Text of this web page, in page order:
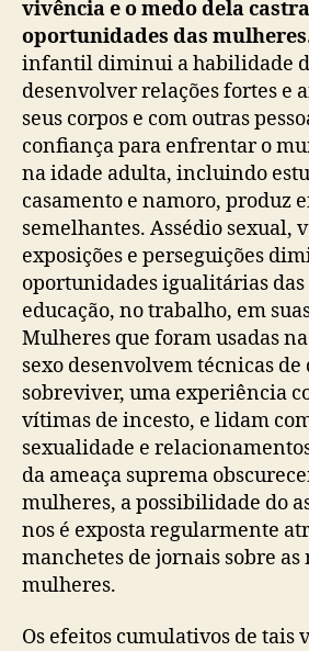
vivência e o medo dela
oportunidades das
infantil diminui a habilidade
desenvolver relações fortes e
seus corpos e com outras
confiança para enfrentar o
na idade adulta, incluindo
casamento e namoro, produz
semelhantes. Assédio sexual,
exposições e perseguições
oportunidades igualitárias
educação, no trabalho, em
Mulheres que foram usadas
sexo desenvolvem técnicas de
sobreviver, uma experiência
vítimas de incesto, e lidam
sexualidade e
da ameaça suprema
mulheres, a possibilidade do
nos é exposta regularmente
manchetes de jornais sobre as
mulheres.
Os efeitos cumulativos de tais